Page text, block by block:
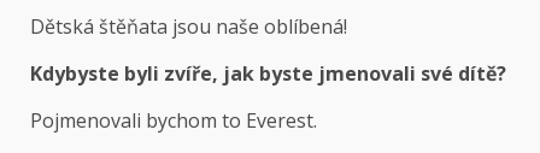
Dětská štěňata jsou naše oblíbená!
Kdybyste byli zvíře, jak byste jmenovali své dítě?
Pojmenovali bychom to Everest.